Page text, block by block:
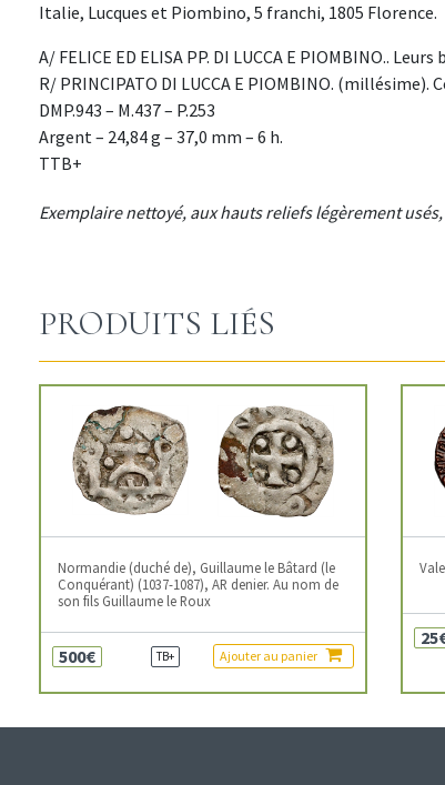
Italie, Lucques et Piombino, 5 franchi, 1805 Florence.
A/ FELICE ED ELISA PP. DI LUCCA E PIOMBINO..
R/ PRINCIPATO DI LUCCA E PIOMBINO. (millésime).
DMP.943 – M.437 – P.253
Argent – 24,84 g – 37,0 mm – 6 h.
TTB+
Exemplaire nettoyé, aux hauts reliefs légèrement
PRODUITS LIÉS
Normandie (duché de), Guillaume le Bâtard (le
Conquérant) (1037-1087), AR denier. Au nom de
son fils Guillaume le Roux
500€ TB+ Ajouter au panier